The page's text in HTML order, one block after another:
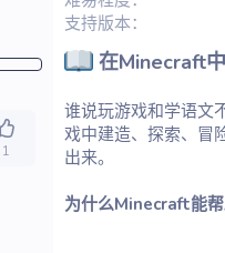
1
支持版本
在Minecraft
谁说玩游戏和学语文
戏中建造、探索、冒
出来。
为什么Minecraft能帮